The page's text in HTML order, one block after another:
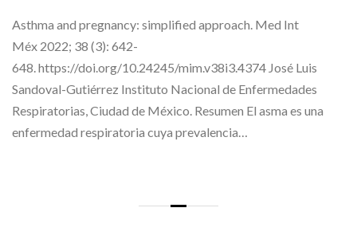
Asthma and pregnancy: simplified approach. Med Int
Méx 2022; 38 (3): 642-
648. https://doi.org/10.24245/mim.v38i3.4374 José Luis
Sandoval-Gutiérrez Instituto Nacional de Enfermedades
Respiratorias, Ciudad de México. Resumen El asma es una
enfermedad respiratoria cuya prevalencia…